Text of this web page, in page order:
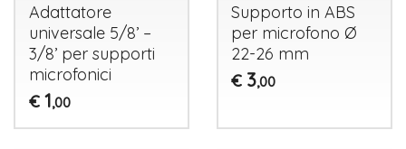
Adattatore
universale 5/8’ –
3/8’ per supporti
microfonici
€ 1,00
Supporto inABS
per microfono Ø
22-26 mm
€ 3,00